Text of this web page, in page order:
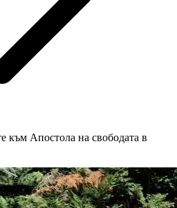
към Апостола на свободата в